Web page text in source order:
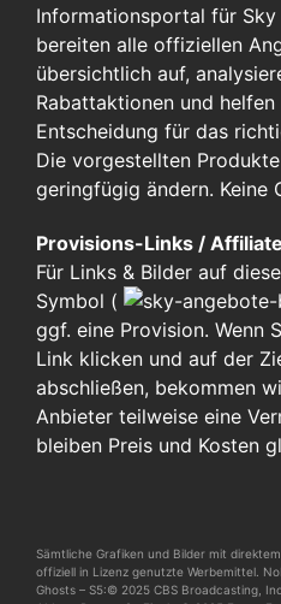
Informationsportal für
bereiten alle offiziellen
übersichtlich auf,
Rabattaktionen und
Entscheidung für das
Die vorgestellten
geringfügig ändern. Keine
Provisions-Links /
Für Links & Bilder auf
Symbol (
ggf. eine Provision. Wenn
Link klicken und auf der
abschließen, bekommen
Anbieter teilweise eine
bleiben Preis und Kosten
Sämtliche Grafiken und Bilder mit
offiziell in Lizenz genutzte Werbemittel.
Ghosts – S5:© 2025 CBS Broadcasting,